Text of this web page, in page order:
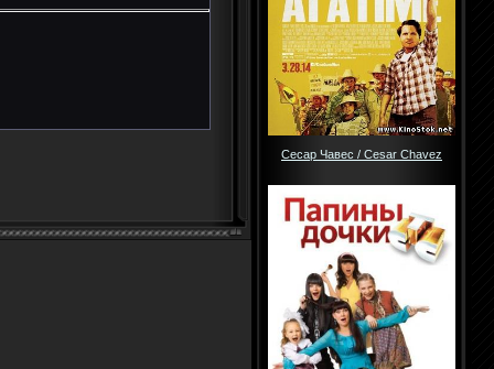
Сесар Чавес / Cesar Chavez